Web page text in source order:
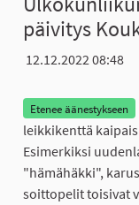
päivitys
12.12.2022 08:48
Etenee äänestykseen
leikkikenttä
Esimerkiksi
"hämähäkki",
soittopelit toisivat